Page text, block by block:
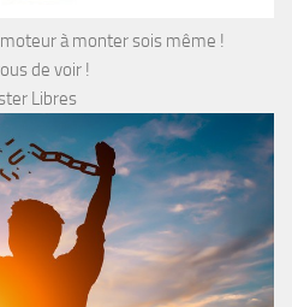
à monter sois même !
de voir !
Libres